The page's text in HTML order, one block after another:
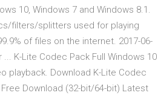
10, Windows 7 and Windows 8.1.
filters/splitters used for playing
of files on the internet. 2017-06-
K-Lite Codec Pack Full Windows 10
playback. Download K-Lite Codec
Download (32-bit/64-bit) Latest